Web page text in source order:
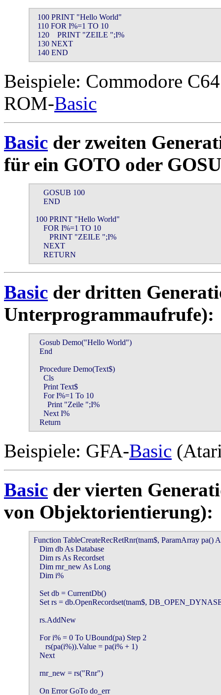
  100 PRINT "Hello World"
  110 FOR I%=1 TO 10
  120    PRINT "ZEILE ";I%
  130 NEXT
  140 END
Beispiele: Commodore
ROM-Basic
Basic der zweiten
für ein GOTO oder
     GOSUB 100
     END
100 PRINT "Hello World"
     FOR I%=1 TO 10
        PRINT "ZEILE ";I%
     NEXT
     RETURN
Basic der dritten
Unterprogrammaufrufe):
   Gosub Demo("Hello World")
   End
   Procedure Demo(Text$)
     Cls
     Print Text$
     For I%=1 To 10
       Print "Zeile ";I%
     Next I%
   Return
Beispiele: GFA-Basic
Basic der vierten
von Objektorientierung):
Function TableCreateRecRetRnr(tnam$, ParamArray pa()
   Dim db As Database
   Dim rs As Recordset
   Dim rnr_new As Long
   Dim i%
   Set db = CurrentDb()
Set rs = db.OpenRecordset(tnam$,
   rs.AddNew
   For i% = 0 To UBound(pa) Step 2
      rs(pa(i%)).Value = pa(i% + 1)
   Next
   rnr_new = rs("Rnr")
   On Error GoTo do_err